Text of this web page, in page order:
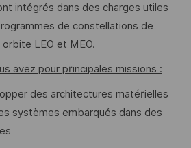
intégrés dans des charges utiles
de constellations de
LEO et MEO.
avez pour principales missions :
des architectures matérielles
systèmes embarqués dans des